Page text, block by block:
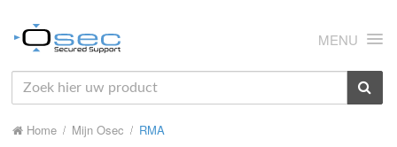
MENU
HOME
OVER ONS
Home Mijn Osec RMA